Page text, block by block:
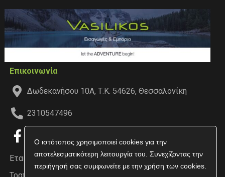
Ο ιστότοπος χρησιμοποιεί cookies για την
αποτελεσματικότερη λειτουργία του. Συνεχίζοντας την
περιήγησή σας συμφωνείτε με την χρήση των cookies.
Επικοινωνία
Δωδεκανήσου 10Α, Τ.Κ. 54626, Θεσσαλονίκη
2310547496
Εταιρεία